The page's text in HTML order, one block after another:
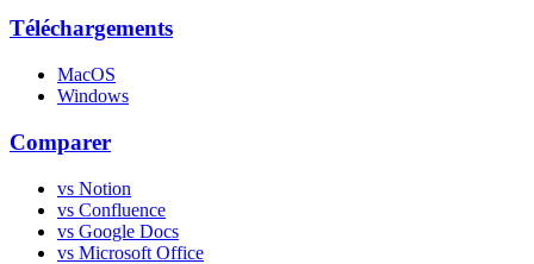
Téléchargements
MacOS
Windows
Comparer
vs Notion
vs Confluence
vs Google Docs
vs Microsoft Office